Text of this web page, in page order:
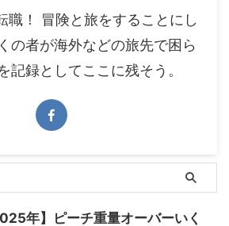
職！ 冒険と旅をすることにし
の者が海外などの旅先で困ら
記録としてここに残そう。
年】ピーチ重量オーバーいく